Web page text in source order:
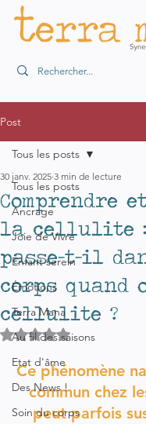
Post
Tous les posts
Ancrage
Joie de Vivre
Enfant serein
Émotions
Terra Mana
Au fil des saisons
Etat d'âme
Des News !
Soin du corps
Tous les posts
Comprendre
la cellulite :
passe-t-il
corps quand
cellulite ?
30 janv. 2025 3 min de lecture
Noté NaN étoiles sur 5.
Ce phénomène
commun chez
peut parfois